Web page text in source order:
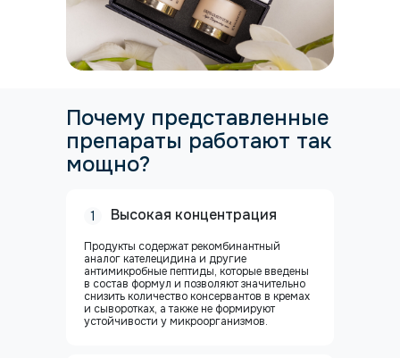
Почему представленные
препараты работают так
мощно?
Высокая концентрация
Продукты содержат рекомбинантный
аналог кателецидина и другие
антимикробные пептиды, которые введены
в состав формул и позволяют значительно
снизить количество консер­вантов в кремах
и сыворотках, а также не формируют
устойчивости у микроорганизмов.
1